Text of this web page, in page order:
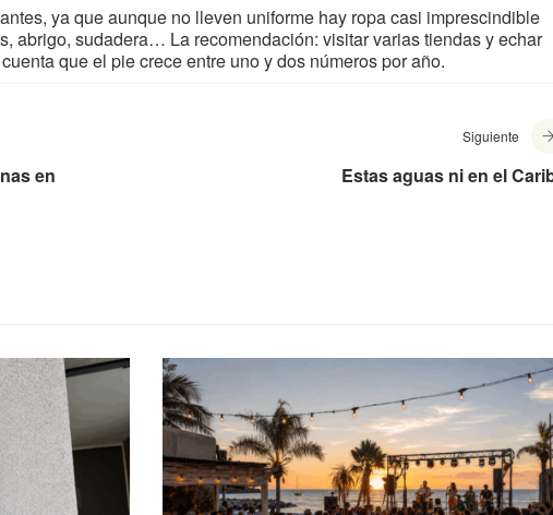
ya que aunque no lleven uniforme hay ropa casi imprescindible
abrigo, sudadera… La recomendación: visitar varias tiendas y echar
que el pie crece entre uno y dos números por año.
en
Siguiente
Estas aguas ni en el